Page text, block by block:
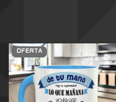
OFERTA